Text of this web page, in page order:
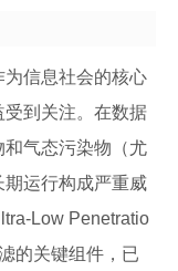
为信息社会的核心
到关注。在数据
气态污染物（尤
运行构成严重威
Low Penetratio
的关键组件，已